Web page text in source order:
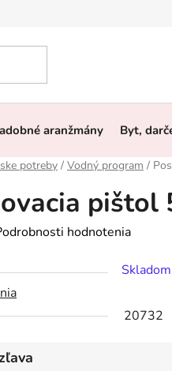
aranžmány Byt,
potreby / Vodný program /
pištol
hodnotenia
20732